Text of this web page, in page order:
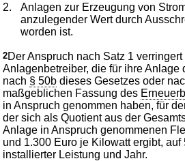
2.
Anlagen zur Erzeugung von
anzulegender Wert durch
worden ist.
2Der Anspruch nach Satz 1
Anlagenbetreiber, die für ihre
nach § 50b dieses Gesetzes oder
maßgeblichen Fassung des
in Anspruch genommen haben, für
der sich als Quotient aus der
Anlage in Anspruch genommenen
und 1.300 Euro je Kilowatt ergibt,
installierter Leistung und Jahr.